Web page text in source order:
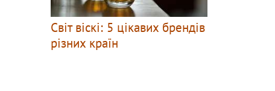
Світ віскі: 5 цікавих брендів
різних країн